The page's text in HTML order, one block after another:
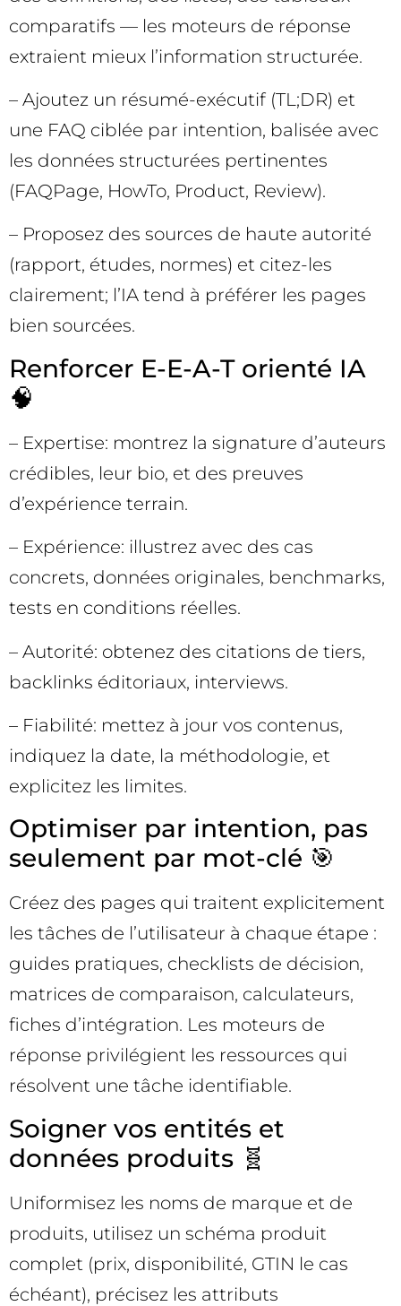
comparatifs — les moteurs de réponse
extraient mieux l’information structurée.
– Ajoutez un résumé-exécutif (TL;DR) et
une FAQ ciblée par intention, balisée avec
les données structurées pertinentes
(FAQPage, HowTo, Product, Review).
– Proposez des sources de haute autorité
(rapport, études, normes) et citez-les
clairement; l’IA tend à préférer les pages
bien sourcées.
Renforcer E-E-A-T orienté IA
🧠
– Expertise: montrez la signature d’auteurs
crédibles, leur bio, et des preuves
d’expérience terrain.
– Expérience: illustrez avec des cas
concrets, données originales, benchmarks,
tests en conditions réelles.
– Autorité: obtenez des citations de tiers,
backlinks éditoriaux, interviews.
– Fiabilité: mettez à jour vos contenus,
indiquez la date, la méthodologie, et
explicitez les limites.
Optimiser par intention, pas
seulement par mot-clé 🎯
Créez des pages qui traitent explicitement
les tâches de l’utilisateur à chaque étape :
guides pratiques, checklists de décision,
matrices de comparaison, calculateurs,
fiches d’intégration. Les moteurs de
réponse privilégient les ressources qui
résolvent une tâche identifiable.
Soigner vos entités et
données produits 🧬
Uniformisez les noms de marque et de
produits, utilisez un schéma produit
complet (prix, disponibilité, GTIN le cas
échéant), précisez les attributs